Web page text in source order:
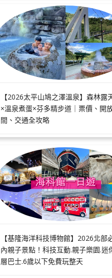
【2026太平山鳩之澤溫泉】森林露
×溫泉煮蛋×芬多精步道｜票價、開
間、交通全攻略
【基隆海洋科技博物館】2026北部
內親子景點！科技互動.親子樂園.迷
層巴士.6歲以下免費玩整天